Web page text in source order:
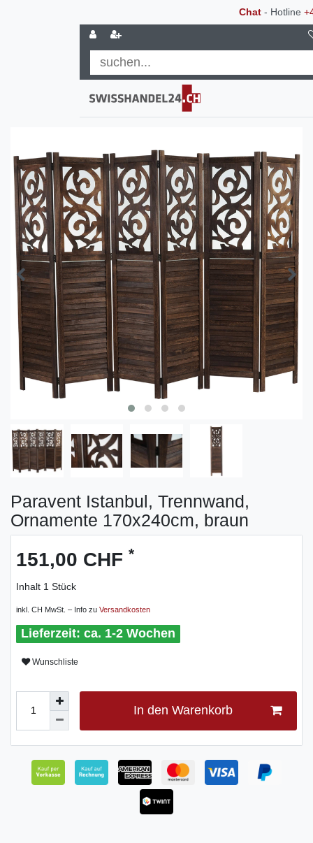
Chat- Hotline
Paravent Istanbul, Trennwand,
Ornamente 170x240cm, braun
151,00 CHF *
Inhalt 1 Stück
inkl. CH MwSt. – Info zu Versandkosten
ca. 1-2 Wochen
Wunschliste
In den Warenkorb